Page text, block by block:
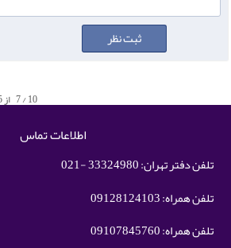
7/10 از
اطلاعات تماس
تلفن دفتر تهران: 33324980 -021
تلفن همراه: 09128124103
تلفن همراه: 09107845760